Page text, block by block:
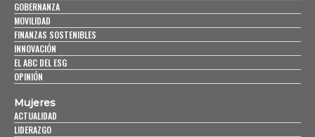
GOBERNANZA
MOVILIDAD
FINANZAS SOSTENIBLES
INNOVACIÓN
EL ABC DEL ESG
OPINIÓN
Mujeres
ACTUALIDAD
LIDERAZGO